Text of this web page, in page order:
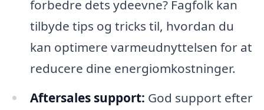
forbedre dets ydeevne? Fagfolk kan
tilbyde tips og tricks til, hvordan du
kan optimere varmeudnyttelsen for at
reducere dine energiomkostninger.
Aftersales support: God support efter